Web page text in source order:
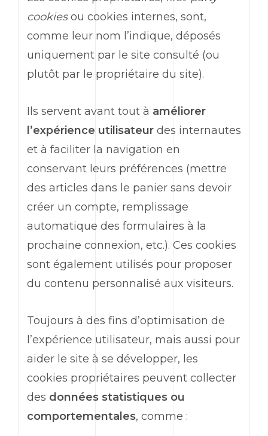
cookiesou cookies internes, sont,
comme leur nom l’indique, déposés
uniquement par le site consulté (ou
plutôt par le propriétaire du site).
Ils servent avant tout à améliorer
l’expérience utilisateur des internautes
et à faciliter la navigation en
conservant leurs préférences (mettre
des articles dans le panier sans devoir
créer un compte, remplissage
automatique des formulaires à la
prochaine connexion, etc.). Ces cookies
sont également utilisés pour proposer
du contenu personnalisé aux visiteurs.
Toujours à des fins d’optimisation de
l’expérience utilisateur, mais aussi pour
aider le site à se développer, les
cookies propriétaires peuvent collecter
des données statistiques ou
comportementales, comme :